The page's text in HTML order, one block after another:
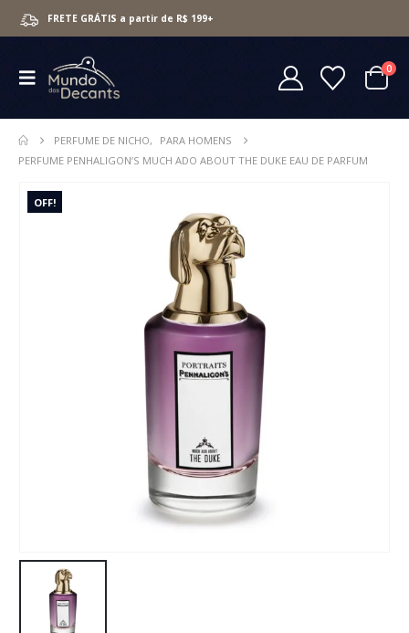
FRETE GRÁTIS a partir de R$ 199+
0
PERFUME DE NICHO,
PARA HOMENS
PERFUME PENHALIGON’S MUCH ADO ABOUT THE DUKE EAU DE PARFUM
OFF!